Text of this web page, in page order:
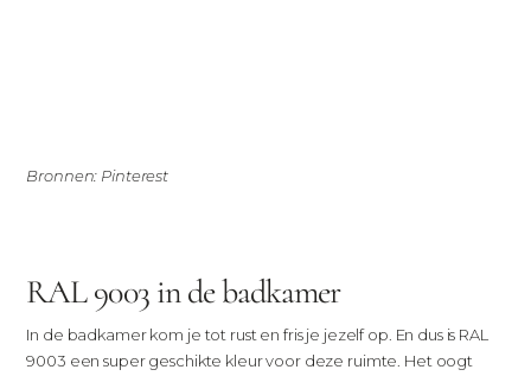
Bronnen: Pinterest
RAL 9003 in de badkamer
In de badkamer kom je tot rust en fris je jezelf op. En dus is RAL
9003 een super geschikte kleur voor deze ruimte. Het oogt